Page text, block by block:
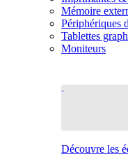
Mémoire
Périphériques
Tablettes
Moniteurs
Découvre les